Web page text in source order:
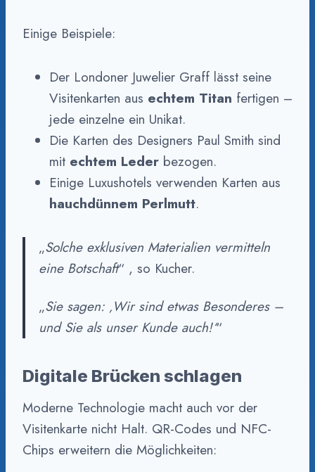
Einige Beispiele:
Der Londoner Juwelier Graff lässt seine
Visitenkarten aus echtem Titan fertigen –
jede einzelne ein Unikat.
Die Karten des Designers Paul Smith sind
mit echtem Leder bezogen.
Einige Luxushotels verwenden Karten aus
hauchdünnem Perlmutt.
„Solche exklusiven Materialien vermitteln
eine Botschaft“ , so Kucher.
„Sie sagen: ‚Wir sind etwas Besonderes –
und Sie als unser Kunde auch!‘“
Digitale Brücken schlagen
Moderne Technologie macht auch vor der
Visitenkarte nicht Halt. QR-Codes und NFC-
Chips erweitern die Möglichkeiten: